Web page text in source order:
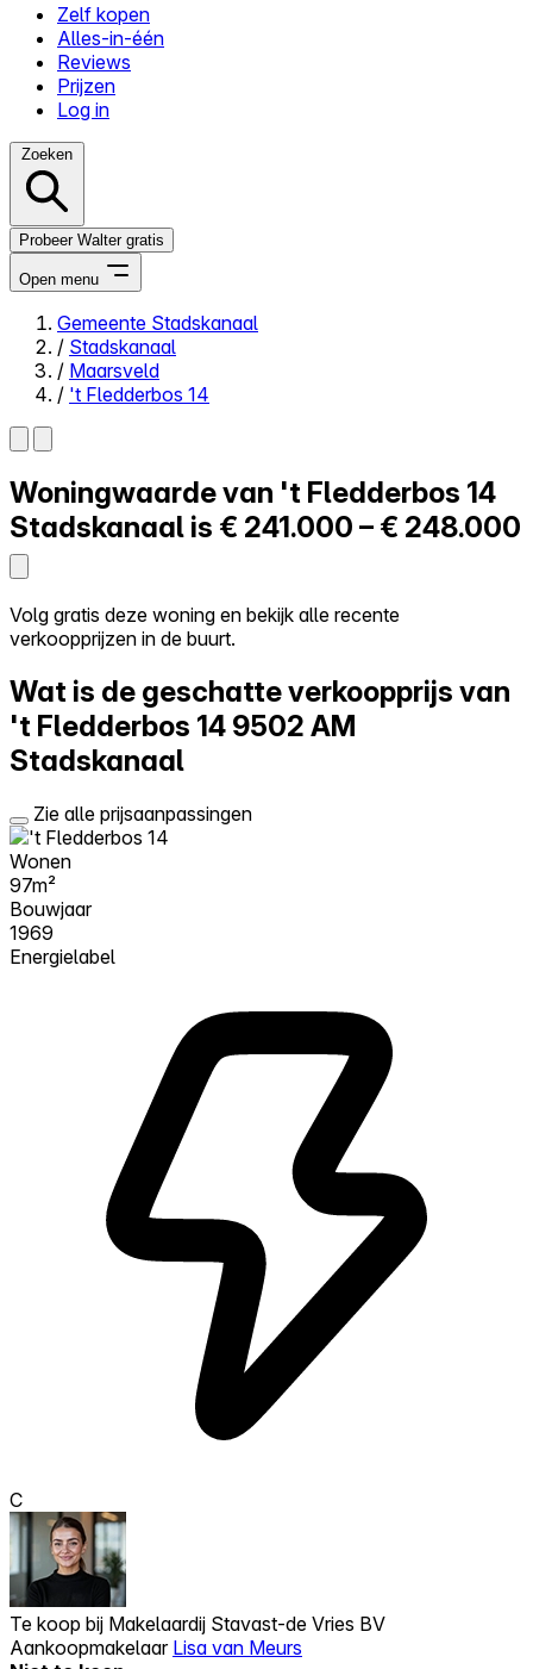
Zelf kopen
Alles-in-één
Reviews
Prijzen
Log in
Zoeken
Probeer Walter gratis
Open menu
Close menu
Zelf kopen
Alles-in-één
Reviews
Log in
Probeer Walter gratis
Gemeente Stadskanaal
/ Stadskanaal
/ Maarsveld
/ 't Fledderbos 14
Woningwaarde van 't Fledderbos 14
Stadskanaal is € 241.000 – € 248.000
Volg gratis deze woning en bekijk alle recente
verkoopprijzen in de buurt.
Wat is de geschatte verkoopprijs van
't Fledderbos 14 9502 AM
Stadskanaal
Zie alle prijsaanpassingen
Wonen
97m²
Bouwjaar
1969
Energielabel
C
Te koop bij Makelaardij Stavast-de Vries BV
Aankoopmakelaar Lisa van Meurs